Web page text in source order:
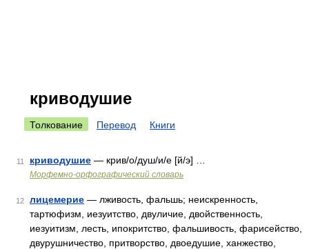
криводушие
Толкование Перевод Книги
11 криводушие — крив/о/душ/и/е [й/э] …
Морфемно-орфографический словарь
12 лицемерие — лживость, фальшь; неискренность,
тартюфизм, иезуитство, двуличие, двойственность,
иезуитизм, лесть, ипокритство, фальшивость, фарисейство,
двурушничество, притворство, двоедушие, ханжество,